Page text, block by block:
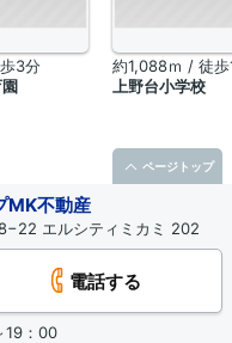
3分
約1,088ｍ / 徒歩
上野台小学校
MK不動産
エルシティミカミ 202
電話する
19：00
ページトップ